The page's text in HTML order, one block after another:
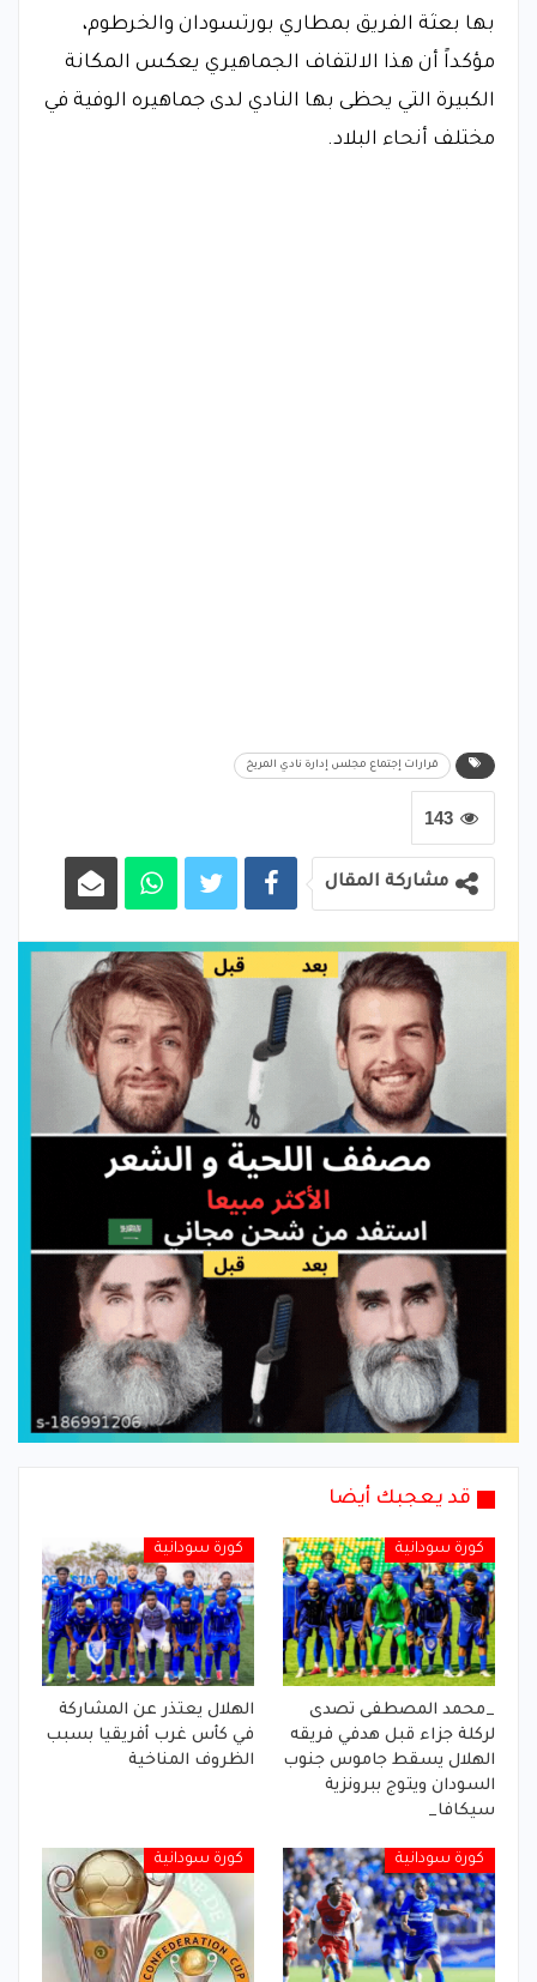
بها بعثة الفريق بمطاري بورتسودان والخرطوم،
مؤكداً أن هذا الالتفاف الجماهيري يعكس المكانة
الكبيرة التي يحظى بها النادي لدى جماهيره الوفية في
مختلف أنحاء البلاد.
قرارات إجتماع مجلس إدارة نادي المريخ
143
مشاركة المقال
قد يعجبك أيضا
كورة سودانية
_محمد المصطفى تصدى
لركلة جزاء قبل هدفي فريقه
الهلال يسقط جاموس جنوب
السودان ويتوج ببرونزية
سيكافا_
كورة سودانية
الهلال يعتذر عن المشاركة
في كأس غرب أفريقيا بسبب
الظروف المناخية
كورة سودانية كورة سودانية